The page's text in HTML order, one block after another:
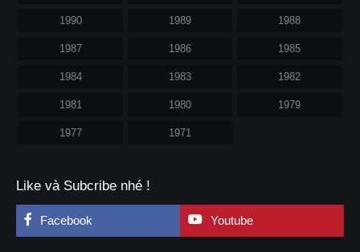
1990 1989 1988
1987 1986 1985
1984 1983 1982
1981 1980 1979
1977 1971
Like và Subcribe nhé !
Facebook Youtube